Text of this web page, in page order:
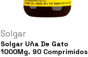
Solgar
Solgar Uña De Gato
1000Mg. 90 Comprimidos